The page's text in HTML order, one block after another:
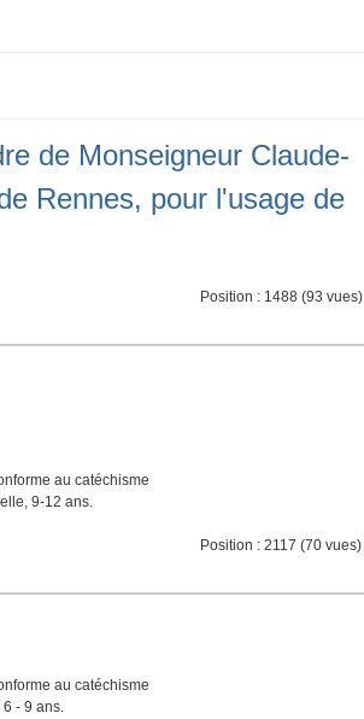
de Monseigneur Claude-
Rennes, pour l'usage de
Position : 1488 (93 vues)
au catéchisme
9-12 ans.
Position : 2117 (70 vues)
au catéchisme
- 9 ans.